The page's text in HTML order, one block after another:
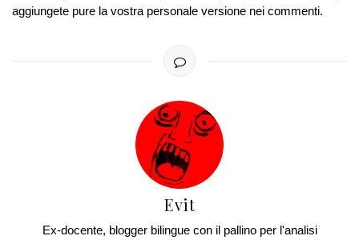
aggiungete pure la vostra personale versione nei commenti.
Evit
Ex-docente, blogger bilingue con il pallino per l'analisi